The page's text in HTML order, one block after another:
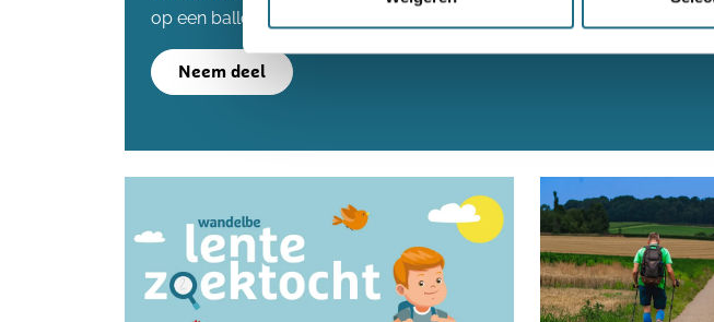
op een ballonvaart.
Neem deel